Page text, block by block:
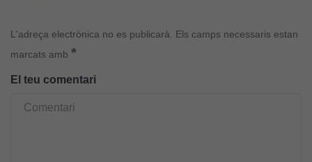
L'adreça electrònica no es publicarà.
Els camps necessaris estan
marcats amb *
El teu comentari